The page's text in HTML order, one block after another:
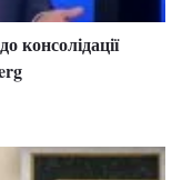
консолідації